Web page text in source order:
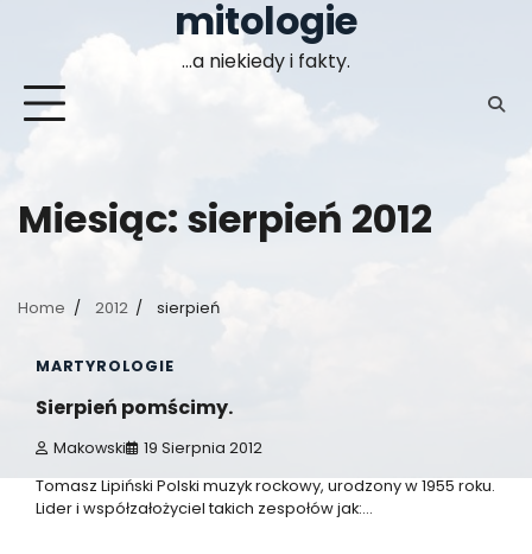
content
mitologie
…a niekiedy i fakty.
Miesiąc: sierpień 2012
Home 2012 sierpień
1 min read 0
MARTYROLOGIE
Sierpień pomścimy.
Makowski 19 Sierpnia 2012
Tomasz Lipiński Polski muzyk rockowy, urodzony w 1955 roku.
Lider i współzałożyciel takich zespołów jak:…